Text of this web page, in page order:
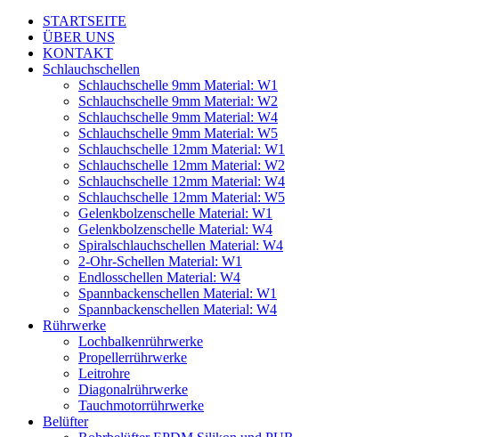
STARTSEITE
ÜBER UNS
KONTAKT
Schlauchschellen
Schlauchschelle 9mm Material: W1
Schlauchschelle 9mm Material: W2
Schlauchschelle 9mm Material: W4
Schlauchschelle 9mm Material: W5
Schlauchschelle 12mm Material: W1
Schlauchschelle 12mm Material: W2
Schlauchschelle 12mm Material: W4
Schlauchschelle 12mm Material: W5
Gelenkbolzenschelle Material: W1
Gelenkbolzenschelle Material: W4
Spiralschlauchschellen Material: W4
2-Ohr-Schellen Material: W1
Endlosschellen Material: W4
Spannbackenschellen Material: W1
Spannbackenschellen Material: W4
Rührwerke
Lochbalkenrührwerke
Propellerrührwerke
Leitrohre
Diagonalrührwerke
Tauchmotorrührwerke
Belüfter